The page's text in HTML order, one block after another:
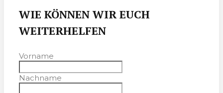
WIE KÖNNEN WIR EUCH
WEITERHELFEN
Vorname
Nachname